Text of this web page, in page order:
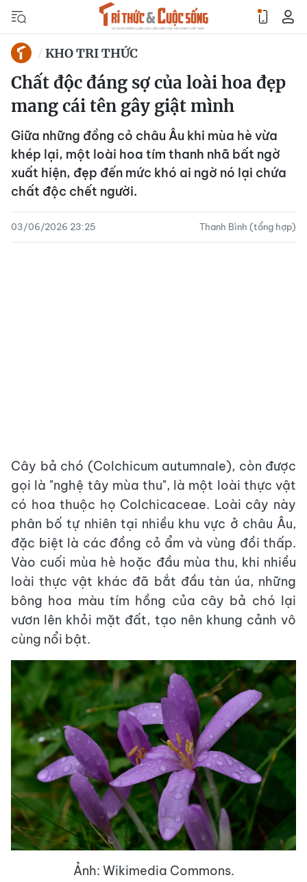
KHO TRI THỨC
Chất độc đáng sợ của loài hoa đẹp
mang cái tên gây giật mình
Giữa những đồng cỏ châu Âu khi mùa hè vừa
khép lại, một loài hoa tím thanh nhã bất ngờ
xuất hiện, đẹp đến mức khó ai ngờ nó lại chứa
chất độc chết người.
03/06/2026 23:25 Thanh Bình (tổng hợp)
Cây bả chó (Colchicum autumnale), còn được
gọi là "nghệ tây mùa thu", là một loài thực vật
có hoa thuộc họ Colchicaceae. Loài cây này
phân bố tự nhiên tại nhiều khu vực ở châu Âu,
đặc biệt là các đồng cỏ ẩm và vùng đồi thấp.
Vào cuối mùa hè hoặc đầu mùa thu, khi nhiều
loài thực vật khác đã bắt đầu tàn úa, những
bông hoa màu tím hồng của cây bả chó lại
vươn lên khỏi mặt đất, tạo nên khung cảnh vô
cùng nổi bật.
Ảnh: Wikimedia Commons.